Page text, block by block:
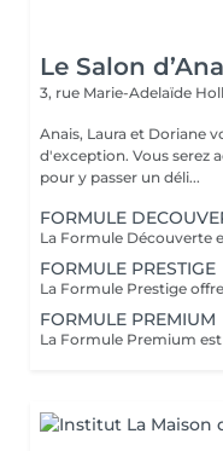
Le Salon
3, rue Marie-Adelaïde
Anais, Laura et Doriane
d'exception. Vous serez accueillis dans un cadre raffiné et feutré
pour y passer un déli...
FORMULE
FORMULE PRESTIGE
FORMULE PREMIUM